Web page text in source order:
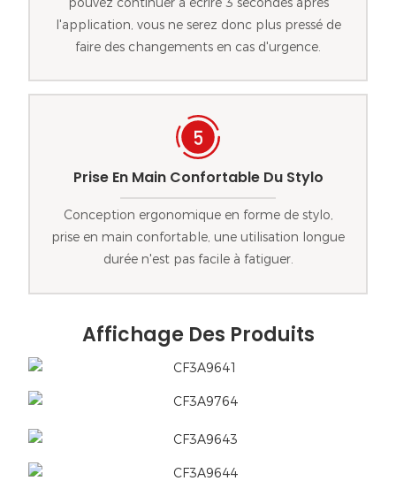
l'application, vous ne serez donc plus pressé de
faire des changements en cas d'urgence.
Prise En Main Confortable Du Stylo
Conception ergonomique en forme de stylo,
prise en main confortable, une utilisation longue
durée n'est pas facile à fatiguer.
Affichage Des Produits